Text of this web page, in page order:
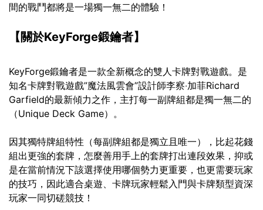
間的戰鬥都將是一場獨一無二的體驗！
【關於KeyForge鍛鑰者】
KeyForge鍛鑰者是一款全新概念的雙人卡牌對戰遊戲。是
知名卡牌對戰遊戲”魔法風雲會”設計師李察‧加菲Richard
Garfield的最新傾力之作，主打每一副牌組都是獨一無二的
（Unique Deck Game）。
因其獨特牌組特性（每副牌組都是獨立且唯一），比起花錢
組出更強的套牌，怎麼善用手上的套牌打出連段效果，抑或
是在當前情況下該選擇使用哪個勢力更重要，也更需要玩家
的技巧，因此適合桌遊、卡牌玩家輕鬆入門與卡牌類型資深
玩家一同切磋競技！